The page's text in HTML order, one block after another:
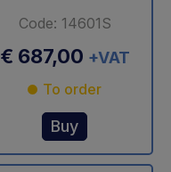
Code: 14601S
€ 687,00 +VAT
To order
Buy